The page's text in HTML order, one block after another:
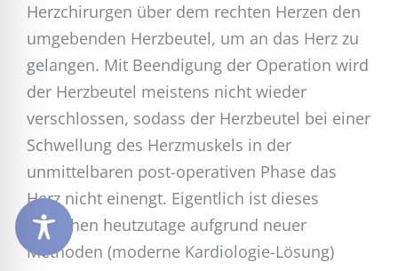
Herzchirurgen über dem rechten Herzen den
umgebenden Herzbeutel, um an das Herz zu
gelangen. Mit Beendigung der Operation wird
der Herzbeutel meistens nicht wieder
verschlossen, sodass der Herzbeutel bei einer
Schwellung des Herzmuskels in der
unmittelbaren post-operativen Phase das
Herz nicht einengt. Eigentlich ist dieses
Vorgehen heutzutage aufgrund neuer
Methoden (moderne Kardiologie-Lösung)